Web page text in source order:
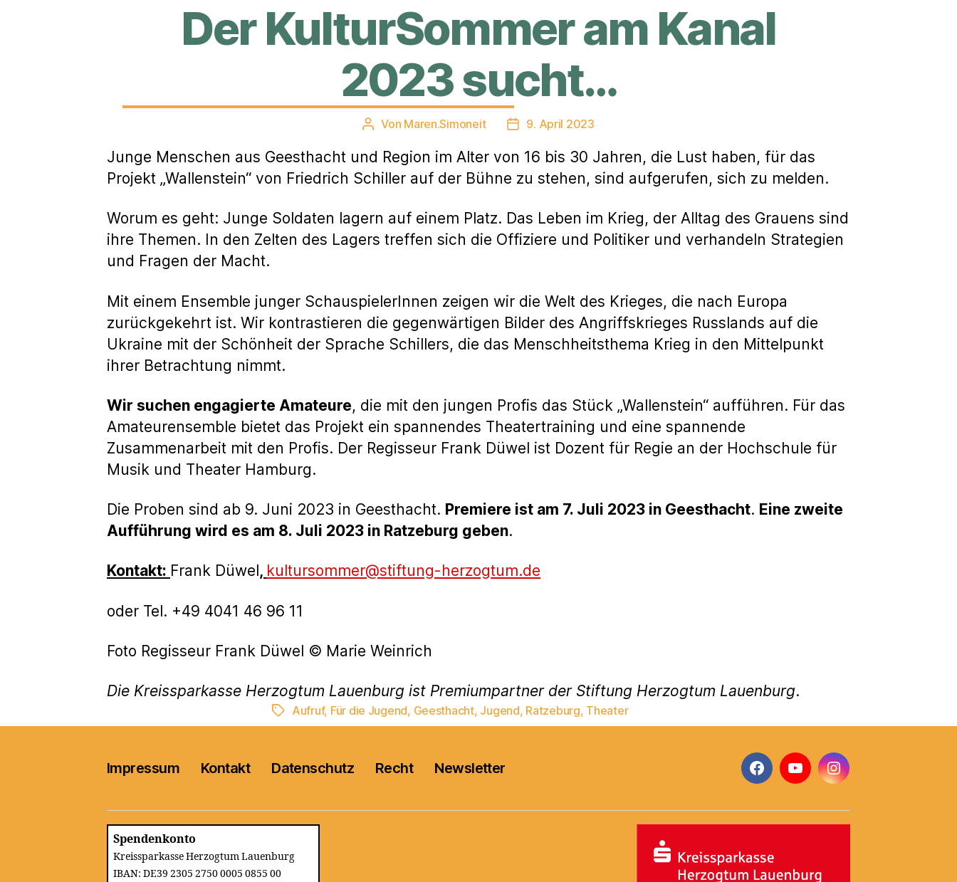
Der KulturSommer am Kanal
2023 sucht…
Beitragsautor
Von Maren.Simoneit Veröffentlichungsdatum
9. April 2023
Junge Menschen aus Geesthacht und Region im Alter von 16 bis 30 Jahren, die Lust haben, für das
Projekt „Wallenstein“ von Friedrich Schiller auf der Bühne zu stehen, sind aufgerufen, sich zu melden.
Worum es geht: Junge Soldaten lagern auf einem Platz. Das Leben im Krieg, der Alltag des Grauens sind
ihre Themen. In den Zelten des Lagers treffen sich die Offiziere und Politiker und verhandeln Strategien
und Fragen der Macht.
Mit einem Ensemble junger SchauspielerInnen zeigen wir die Welt des Krieges, die nach Europa
zurückgekehrt ist. Wir kontrastieren die gegenwärtigen Bilder des Angriffskrieges Russlands auf die
Ukraine mit der Schönheit der Sprache Schillers, die das Menschheitsthema Krieg in den Mittelpunkt
ihrer Betrachtung nimmt.
Wir suchen engagierte Amateure, die mit den jungen Profis das Stück „Wallenstein“ aufführen. Für das
Amateurensemble bietet das Projekt ein spannendes Theatertraining und eine spannende
Zusammenarbeit mit den Profis. Der Regisseur Frank Düwel ist Dozent für Regie an der Hochschule für
Musik und Theater Hamburg.
Die Proben sind ab 9. Juni 2023 in Geesthacht. Premiere ist am 7. Juli 2023 in Geesthacht. Eine zweite
Aufführung wird es am 8. Juli 2023 in Ratzeburg geben.
Kontakt: Frank Düwel , kultursommer@stiftung-herzogtum.de
oder Tel. +49 4041 46 96 11
Foto Regisseur Frank Düwel © Marie Weinrich
Die Kreissparkasse Herzogtum Lauenburg ist Premiumpartner der Stiftung Herzogtum Lauenburg.
Schlagwörter
Aufruf, Für die Jugend, Geesthacht, Jugend, Ratzeburg, Theater
Impressum Kontakt Datenschutz Recht Newsletter
FacebookYouTubeInstagram
Spendenkonto
Kreissparkasse Herzogtum Lauenburg
IBAN: DE39 2305 2750 0005 0855 00